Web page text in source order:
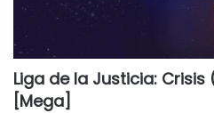
Liga de la Justicia:
[Mega]